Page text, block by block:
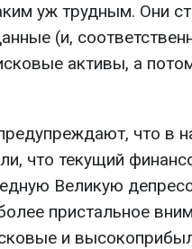
уж трудным. Они
(и,
активы, а
что в
что текущий
Великую
пристальное
и